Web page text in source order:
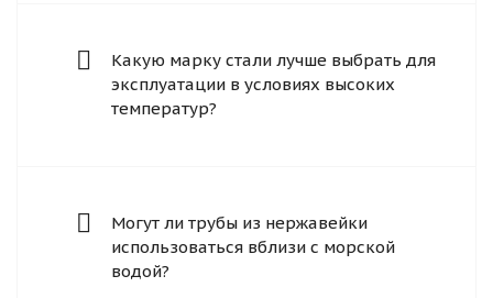
Какую марку стали лучше выбрать для
эксплуатации в условиях высоких
температур?
Могут ли трубы из нержавейки
использоваться вблизи с морской
водой?